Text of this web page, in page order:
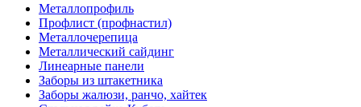
Металлопрофиль
Профлист (профнастил)
Металлочерепица
Металлический сайдинг
Линеарные панели
Заборы из штакетника
Заборы жалюзи, ранчо, хайтек